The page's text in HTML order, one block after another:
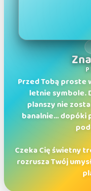
Przed Tobą proste
letnie symbole.
planszy nie
banalnie… dopóki
Czeka Cię świetny
rozrusza Twój